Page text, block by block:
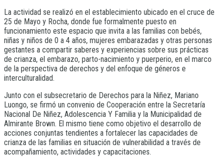
La actividad se realizó en el establecimiento ubicado en el cruce de
25 de Mayo y Rocha, donde fue formalmente puesto en
funcionamiento este espacio que invita a las familias con bebés,
niñas y niños de 0 a 4 años, mujeres embarazadas y otras personas
gestantes a compartir saberes y experiencias sobre sus prácticas
de crianza, el embarazo, parto-nacimiento y puerperio, en el marco
de la perspectiva de derechos y del enfoque de géneros e
interculturalidad.
Junto con el subsecretario de Derechos para la Niñez, Mariano
Luongo, se firmó un convenio de Cooperación entre la Secretaría
Nacional De Niñez, Adolescencia Y Familia y la Municipalidad de
Almirante Brown. El mismo tiene como objetivo el desarrollo de
acciones conjuntas tendientes a fortalecer las capacidades de
crianza de las familias en situación de vulnerabilidad a través de
acompañamiento, actividades y capacitaciones.